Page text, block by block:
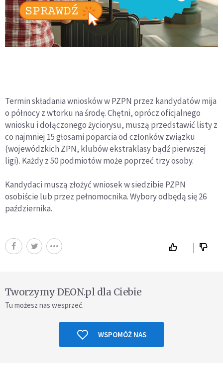
Termin składania wniosków w PZPN przez kandydatów mija
o północy z wtorku na środę. Chętni, oprócz oficjalnego
wniosku i dołączonego życiorysu, muszą przedstawić listy z
co najmniej 15 głosami poparcia od członków związku
(wojewódzkich ZPN, klubów ekstraklasy bądź pierwszej
ligi). Każdy z 50 podmiotów może poprzeć trzy osoby.
Kandydaci muszą złożyć wniosek w siedzibie PZPN
osobiście lub przez pełnomocnika. Wybory odbędą się 26
października.
Tworzymy DEON.pl dla Ciebie
Tu możesz nas wesprzeć.
WSPOMÓŻ NAS